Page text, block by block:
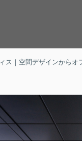
ス｜空間デザインからオ